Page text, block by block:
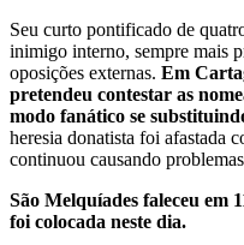
Seu curto pontificado de
inimigo interno, sempre mais
oposições externas. Em
pretendeu contestar as
modo fanático se
heresia donatista foi afastada
continuou causando
São Melquíades faleceu em
foi colocada neste dia.